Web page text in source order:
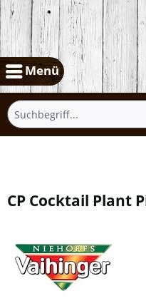
Menü
CP Cocktail Plant